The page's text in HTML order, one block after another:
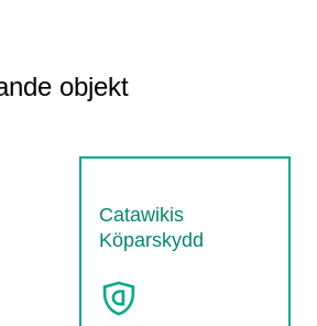
objekt
Catawikis
Köparskydd